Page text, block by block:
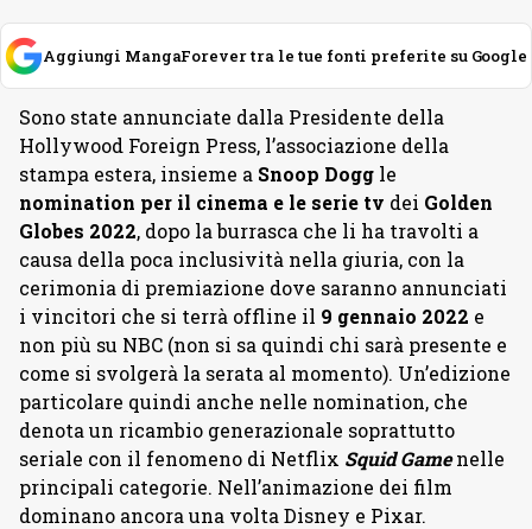
Aggiungi MangaForever tra le tue fonti preferite su Google
Sono state annunciate dalla Presidente della
Hollywood Foreign Press, l’associazione della
stampa estera, insieme a Snoop Dogg le
nomination per il cinema e le serie tv dei Golden
Globes 2022, dopo la burrasca che li ha travolti a
causa della poca inclusività nella giuria, con la
cerimonia di premiazione dove saranno annunciati
i vincitori che si terrà offline il 9 gennaio 2022 e
non più su NBC (non si sa quindi chi sarà presente e
come si svolgerà la serata al momento). Un’edizione
particolare quindi anche nelle nomination, che
denota un ricambio generazionale soprattutto
seriale con il fenomeno di Netflix Squid Game nelle
principali categorie. Nell’animazione dei film
dominano ancora una volta Disney e Pixar.